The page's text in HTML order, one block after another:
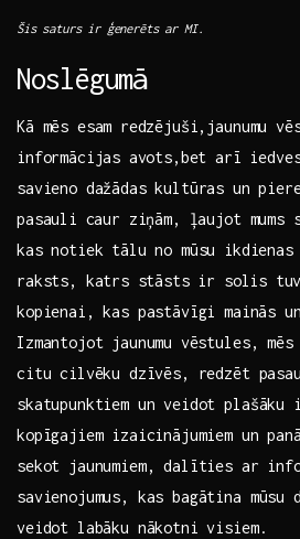
Šis saturs ir ģenerēts ‍ar MI.
Noslēgumā
Kā mēs esam⁤ redzējuši,jaunumu
informācijas⁤ avots,bet ⁣arī
savieno dažādas kultūras⁣ un
pasauli⁣ caur ziņām, ļaujot mums
kas notiek tālu no mūsu
raksts, katrs⁢ stāsts ir ⁢solis⁢
kopienai, kas pastāvīgi ⁣mainās
Izmantojot jaunumu⁢ vēstules,
citu cilvēku dzīvēs, redzēt
skatupunktiem un veidot plašāku
kopīgajiem ​izaicinājumiem un⁣
sekot jaunumiem, dalīties ar
‌savienojumus, kas ‍bagātina
veidot labāku nākotni visiem.